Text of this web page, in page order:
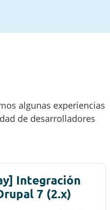
algunas experiencias
de desarrolladores
Integración
7 (2.x)